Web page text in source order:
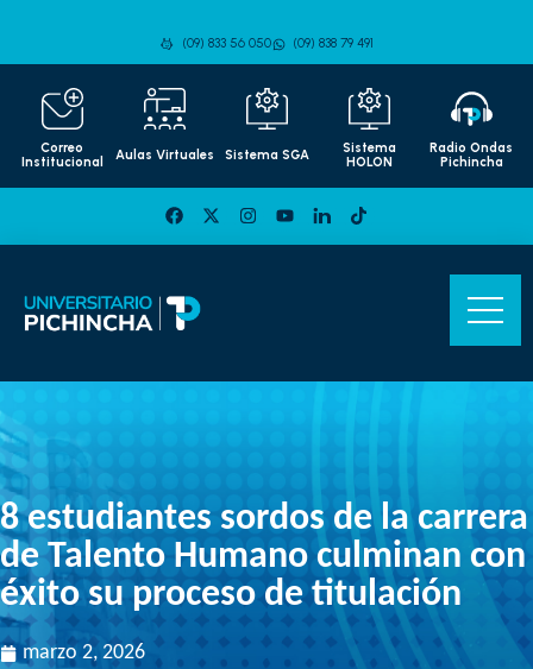
(09) 833 56 050 (09) 838 79 491
Correo
Institucional
Aulas Virtuales Sistema SGA
Sistema
HOLON
Radio Ondas
Pichincha
8 estudiantes sordos de la carrera
de Talento Humano culminan con
éxito su proceso de titulación
marzo 2, 2026